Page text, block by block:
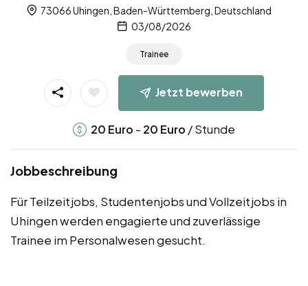
73066 Uhingen, Baden-Württemberg, Deutschland
03/08/2026
Trainee
Jetzt bewerben
20 Euro - 20 Euro / Stunde
Jobbeschreibung
Für Teilzeitjobs, Studentenjobs und Vollzeitjobs in
Uhingen werden engagierte und zuverlässige
Trainee im Personalwesen gesucht.